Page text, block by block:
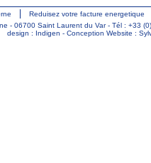
Reduisez votre facture energetique
- 06700 Saint Laurent du Var - Tél : +33
design : Indigen - Conception Website :